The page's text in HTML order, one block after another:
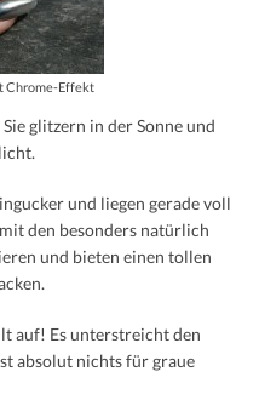
Chrome-Effekt
glitzern in der Sonne und
und liegen gerade voll
den besonders natürlich
und bieten einen tollen
auf! Es unterstreicht den
absolut nichts für graue